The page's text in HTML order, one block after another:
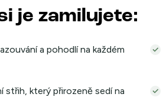
je zamilujete:
a pohodlí na každém
střih, který přirozeně sedí na